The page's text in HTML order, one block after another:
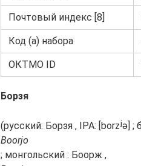
Почтовый индекс [8]
Код (а) набора
ОКТМО ID
Борзя
(русский: Борзя , IPA: [borzʲə]
Boorjo
; монгольский : Боорж ,